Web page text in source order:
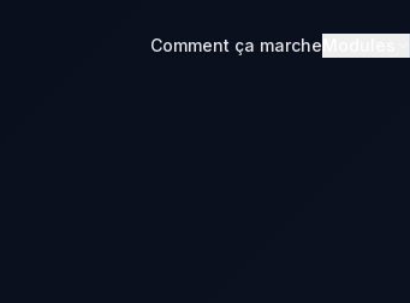
Comment ça marche